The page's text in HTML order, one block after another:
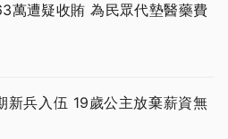
萬遭疑收賄 為民眾代墊醫藥費
新兵入伍 19歲公主放棄薪資無